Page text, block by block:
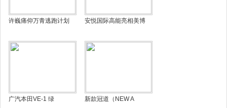
许巍痛仰万青逃跑计划 安悦国际高能亮相美博
广汽本田VE-1 绿 新款冠道（NEW A